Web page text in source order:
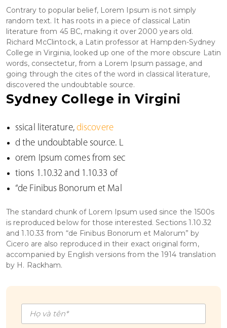
Contrary to popular belief, Lorem Ipsum is not simply
random text. It has roots in a piece of classical Latin
literature from 45 BC, making it over 2000 years old.
Richard McClintock, a Latin professor at Hampden-Sydney
College in Virginia, looked up one of the more obscure Latin
words, consectetur, from a Lorem Ipsum passage, and
going through the cites of the word in classical literature,
discovered the undoubtable source.
Sydney College in Virgini
ssical literature, discovere
d the undoubtable source. L
orem Ipsum comes from sec
tions 1.10.32 and 1.10.33 of
“de Finibus Bonorum et Mal
The standard chunk of Lorem Ipsum used since the 1500s
is reproduced below for those interested. Sections 1.10.32
and 1.10.33 from “de Finibus Bonorum et Malorum” by
Cicero are also reproduced in their exact original form,
accompanied by English versions from the 1914 translation
by H. Rackham.